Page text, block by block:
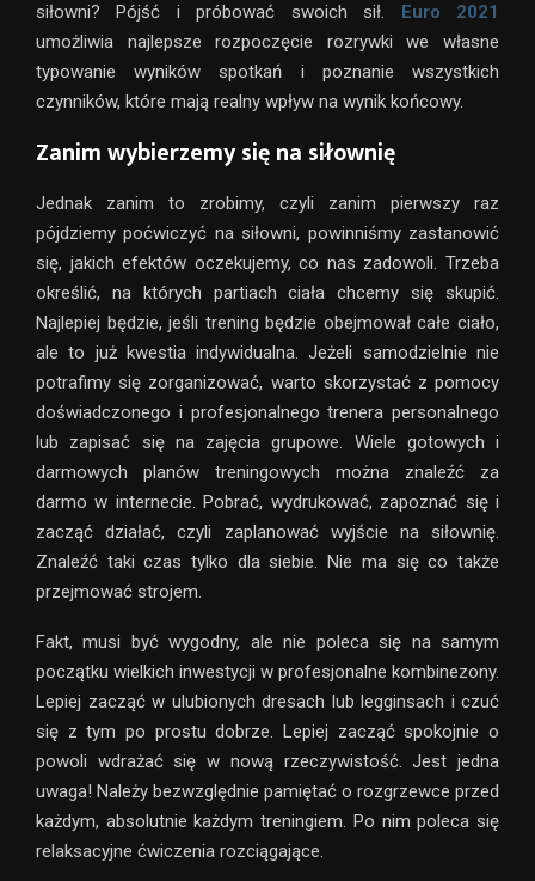
siłowni? Pójść i próbować swoich sił. Euro 2021
umożliwia najlepsze rozpoczęcie rozrywki we własne
typowanie wyników spotkań i poznanie wszystkich
czynników, które mają realny wpływ na wynik końcowy.
Zanim wybierzemy się na siłownię
Jednak zanim to zrobimy, czyli zanim pierwszy raz
pójdziemy poćwiczyć na siłowni, powinniśmy zastanowić
się, jakich efektów oczekujemy, co nas zadowoli. Trzeba
określić, na których partiach ciała chcemy się skupić.
Najlepiej będzie, jeśli trening będzie obejmował całe ciało,
ale to już kwestia indywidualna. Jeżeli samodzielnie nie
potrafimy się zorganizować, warto skorzystać z pomocy
doświadczonego i profesjonalnego trenera personalnego
lub zapisać się na zajęcia grupowe. Wiele gotowych i
darmowych planów treningowych można znaleźć za
darmo w internecie. Pobrać, wydrukować, zapoznać się i
zacząć działać, czyli zaplanować wyjście na siłownię.
Znaleźć taki czas tylko dla siebie. Nie ma się co także
przejmować strojem.
Fakt, musi być wygodny, ale nie poleca się na samym
początku wielkich inwestycji w profesjonalne kombinezony.
Lepiej zacząć w ulubionych dresach lub legginsach i czuć
się z tym po prostu dobrze. Lepiej zacząć spokojnie o
powoli wdrażać się w nową rzeczywistość. Jest jedna
uwaga! Należy bezwzględnie pamiętać o rozgrzewce przed
każdym, absolutnie każdym treningiem. Po nim poleca się
relaksacyjne ćwiczenia rozciągające.